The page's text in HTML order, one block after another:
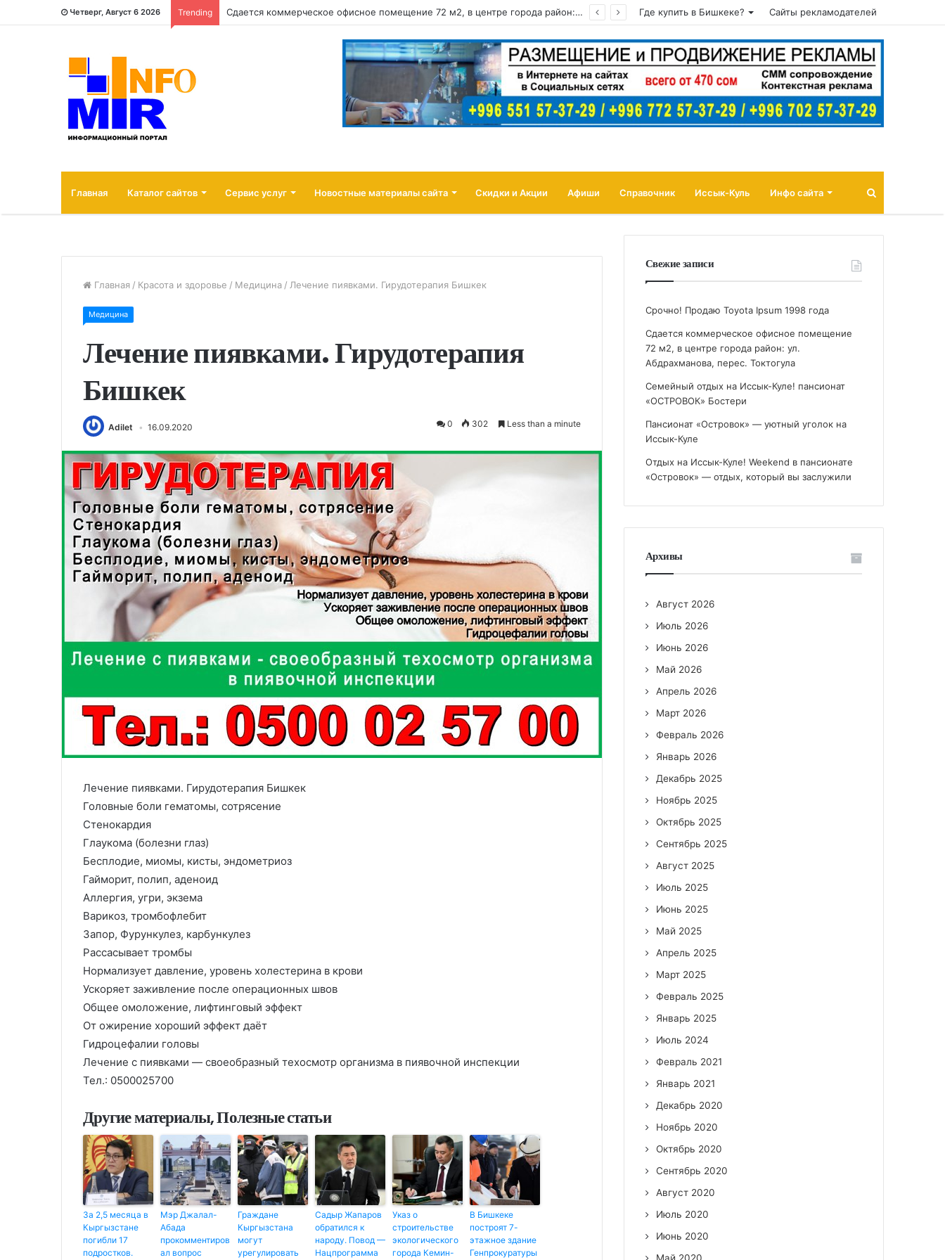
Четверг, Август 6 2026 Trending Сдается коммерческое офисное помещение 72 м2, в центре города район: ул. Абдрахманова, перес. Токтогула Где купить в Бишкеке? Сайты рекламодателей
Главная Каталог сайтов Сервис услуг Новостные материалы сайта Скидки и Акции Афиши Справочник Иссык-Куль Инфо сайта
Главная / Красота и здоровье / Медицина / Лечение пиявками. Гирудотерапия Бишкек
Медицина
Лечение пиявками. Гирудотерапия
Бишкек
Adilet 16.09.2020 0 302 Less than a minute
Лечение пиявками. Гирудотерапия Бишкек
Головные боли гематомы, сотрясение
Стенокардия
Глаукома (болезни глаз)
Бесплодие, миомы, кисты, эндометриоз
Гайморит, полип, аденоид
Аллергия, угри, экзема
Варикоз, тромбофлебит
Запор, Фурункулез, карбункулез
Рассасывает тромбы
Нормализует давление, уровень холестерина в крови
Ускоряет заживление после операционных швов
Общее омоложение, лифтинговый эффект
От ожирение хороший эффект даёт
Гидроцефалии головы
Лечение с пиявками — своеобразный техосмотр организма в пиявочной инспекции
Тел.: 0500025700
Другие материалы, Полезные статьи
За 2,5 месяца в
Кыргызстане
погибли 17
подростков.
Мэр Джалал-
Абада
прокомментиров
ал вопрос
Граждане
Кыргызстана
могут
урегулировать
Садыр Жапаров
обратился к
народу. Повод —
Нацпрограмма
Указ о
строительстве
экологического
города Кемин-
В Бишкеке
построят 7-
этажное здание
Генпрокуратуры
Свежие записи
Срочно! Продаю Toyota Ipsum 1998 года
Сдается коммерческое офисное помещение
72 м2, в центре города район: ул.
Абдрахманова, перес. Токтогула
Семейный отдых на Иссык-Куле! пансионат
«ОСТРОВОК» Бостери
Пансионат «Островок» — уютный уголок на
Иссык-Куле
Отдых на Иссык-Куле! Weekend в пансионате
«Островок» — отдых, который вы заслужили
Архивы
Август 2026
Июль 2026
Июнь 2026
Май 2026
Апрель 2026
Март 2026
Февраль 2026
Январь 2026
Декабрь 2025
Ноябрь 2025
Октябрь 2025
Сентябрь 2025
Август 2025
Июль 2025
Июнь 2025
Май 2025
Апрель 2025
Март 2025
Февраль 2025
Январь 2025
Июль 2024
Февраль 2021
Январь 2021
Декабрь 2020
Ноябрь 2020
Октябрь 2020
Сентябрь 2020
Август 2020
Июль 2020
Июнь 2020